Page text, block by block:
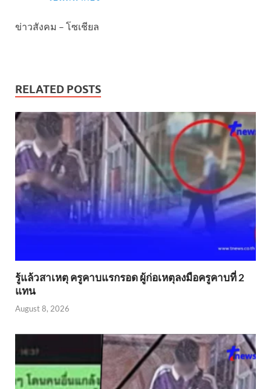
ข่าวสังคม – โซเชียล
RELATED POSTS
รู้แล้วสาเหตุ ครูคาบแรกรอด ผู้ก่อเหตุลงมือครูคาบที่ 2
แทน
August 8, 2026